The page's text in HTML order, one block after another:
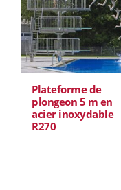
Plateforme de
plongeon 5 m en
acier inoxydable
R270